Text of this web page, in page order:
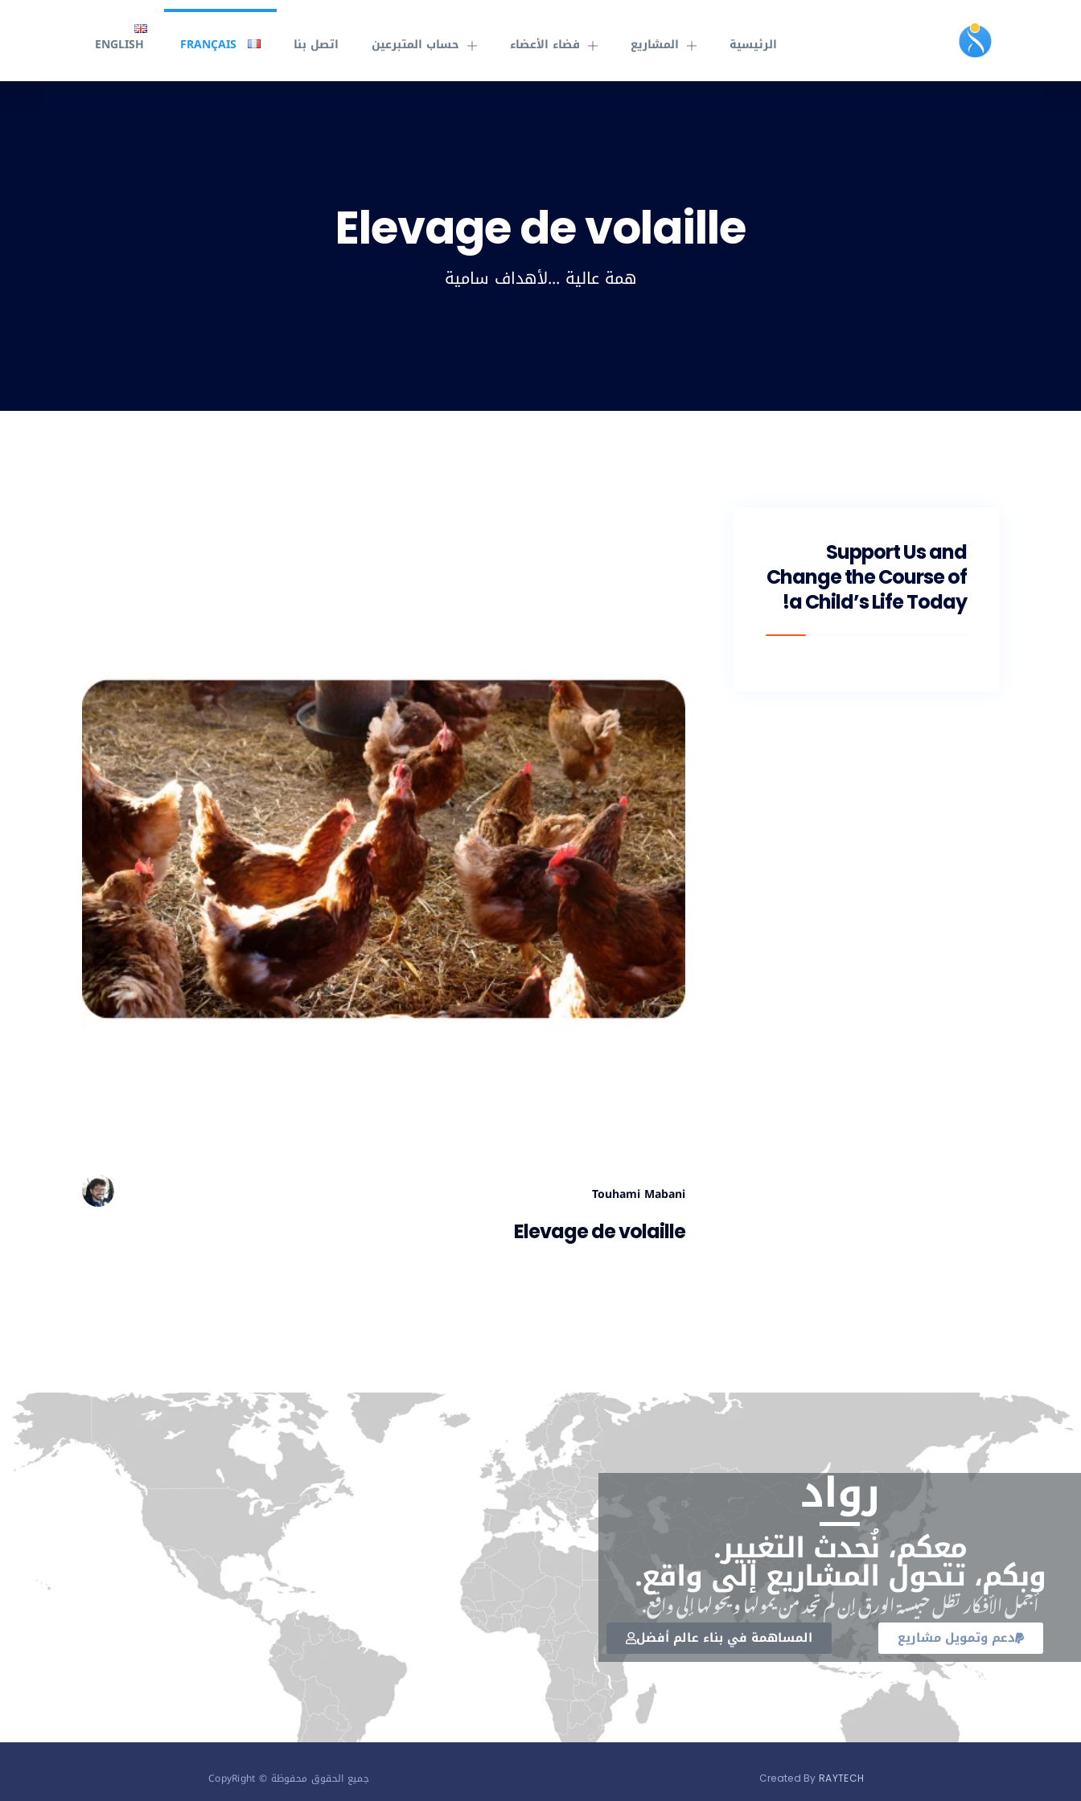
الرئيسية المشاريع فضاء الأعضاء حساب المتبرعين اتصل بنا FRANÇAIS
ENGLISH
Elevage de volaille
همة عالية ...لأهداف سامية
Touhami Mabani
Elevage de volaille
Support Us and
Change the Course of
a Child’s Life Today!
رواد
معكم، نُحدث التغيير.
وبكم، تتحول المشاريع إلى واقع.
أجمل الأفكار تظل حبيسة الورق إن لم تجد من يمولها ويحولها إلى واقع.
دعم وتمويل مشاريع المساهمة في بناء عالم أفضل
Created By RAYTECH جميع الحقوق محفوظة © CopyRight